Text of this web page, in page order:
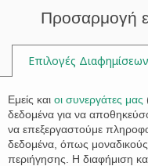
Προσαρμογή
Επιλογές Διαφημίσεων
Εμείς και οι συνεργάτες μας
δεδομένα για να
να επεξεργαστούμε
δεδομένα, όπως μοναδικούς
περιήγησης. Η διαφήμιση